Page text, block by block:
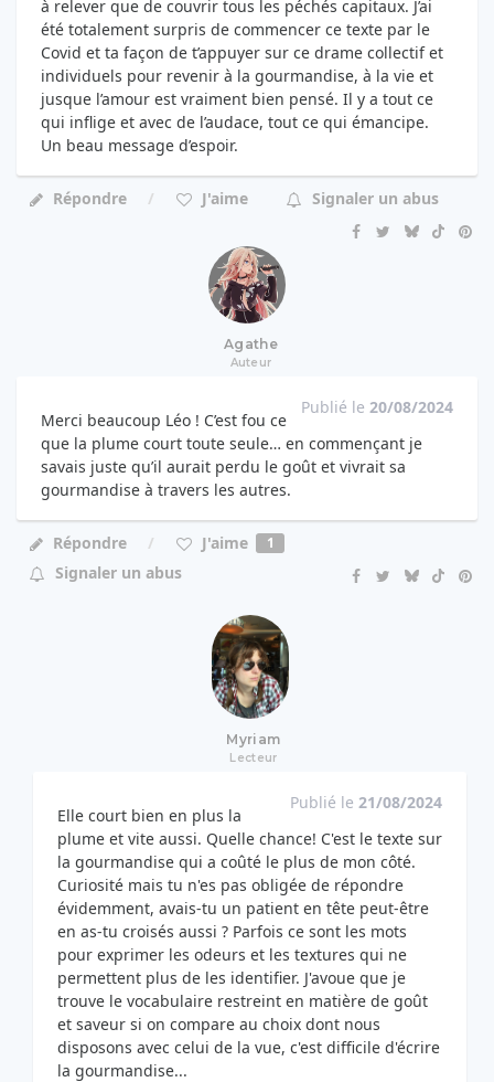
à relever que de couvrir tous les péchés capitaux. J’ai
été totalement surpris de commencer ce texte par le
Covid et ta façon de t’appuyer sur ce drame collectif et
individuels pour revenir à la gourmandise, à la vie et
jusque l’amour est vraiment bien pensé. Il y a tout ce
qui inflige et avec de l’audace, tout ce qui émancipe.
Un beau message d’espoir.
Répondre J'aime Signaler un abus
Agathe
Auteur
Publié le 20/08/2024
Merci beaucoup Léo ! C’est fou ce
que la plume court toute seule… en commençant je
savais juste qu’il aurait perdu le goût et vivrait sa
gourmandise à travers les autres.
Répondre J'aime 1
Signaler un abus
Myriam
Lecteur
Publié le 21/08/2024
Elle court bien en plus la
plume et vite aussi. Quelle chance! C'est le texte sur
la gourmandise qui a coûté le plus de mon côté.
Curiosité mais tu n'es pas obligée de répondre
évidemment, avais-tu un patient en tête peut-être
en as-tu croisés aussi ? Parfois ce sont les mots
pour exprimer les odeurs et les textures qui ne
permettent plus de les identifier. J'avoue que je
trouve le vocabulaire restreint en matière de goût
et saveur si on compare au choix dont nous
disposons avec celui de la vue, c'est difficile d'écrire
la gourmandise...